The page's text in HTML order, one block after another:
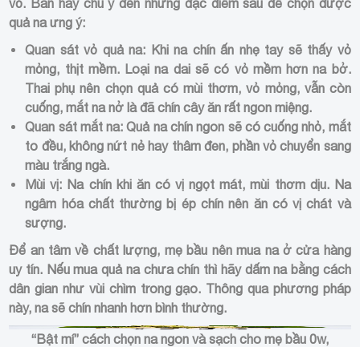
quả na ưng ý:
Quan sát vỏ quả na: Khi na chín ấn nhẹ tay sẽ thấy vỏ
mỏng, thịt mềm. Loại na dai sẽ có vỏ mềm hơn na bở.
Thai phụ nên chọn quả có mùi thơm, vỏ mỏng, vẫn còn
cuống, mắt na nở là đã chín cây ăn rất ngon miệng.
Quan sát mắt na: Quả na chín ngon sẽ có cuống nhỏ, mắt
to đều, không nứt nẻ hay thâm đen, phần vỏ chuyển sang
màu trắng ngà.
Mùi vị: Na chín khi ăn có vị ngọt mát, mùi thơm dịu. Na
ngâm hóa chất thường bị ép chín nên ăn có vị chát và
sượng.
Để an tâm về chất lượng, mẹ bầu nên mua na ở cửa hàng
uy tín. Nếu mua quả na chưa chín thì hãy dấm na bằng cách
dân gian như vùi chìm trong gạo. Thông qua phương pháp
này, na sẽ chín nhanh hơn bình thường.
“Bật mí” cách chọn na ngon và sạch cho mẹ bầu 0w,